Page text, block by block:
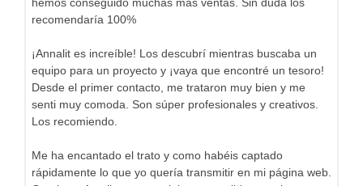
recomendaría 100%
¡Annalit es increíble! Los descubrí mientras buscaba un
equipo para un proyecto y ¡vaya que encontré un tesoro!
Desde el primer contacto, me trataron muy bien y me
senti muy comoda. Son súper profesionales y creativos.
Los recomiendo.
Me ha encantado el trato y como habéis captado
rápidamente lo que yo quería transmitir en mi página web.